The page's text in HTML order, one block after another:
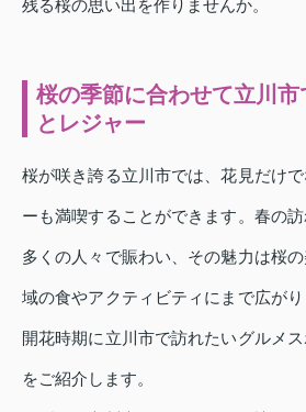
残る桜の思い出を作りませんか。
桜の季節に合わせて立川市
とレジャー
桜が咲き誇る立川市では、花見だけ
ーも満喫することができます。春の
多くの人々で賑わい、その魅力は桜
域の食やアクティビティにまで広が
開花時期に立川市で訪れたいグルメ
をご紹介します。